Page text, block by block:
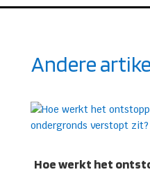
Andere
Hoe werkt het